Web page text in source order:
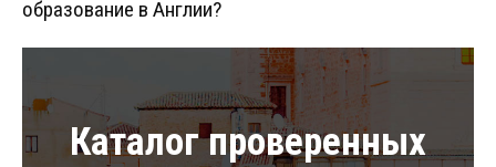
образование в Англии?
Каталог проверенных